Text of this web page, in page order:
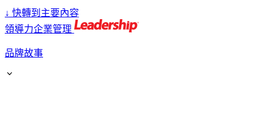
↓ 快轉到主要內容
領導力企業管理
品牌故事